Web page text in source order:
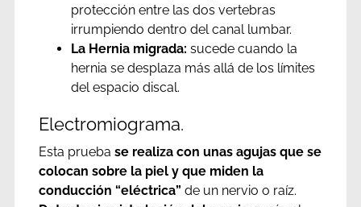
protección entre las dos vertebras
irrumpiendo dentro del canal lumbar.
La Hernia migrada: sucede cuando la
hernia se desplaza más allá de los límites
del espacio discal.
Electromiograma.
Esta prueba se realiza con unas agujas que se
colocan sobre la piel y que miden la
conducción “eléctrica” de un nervio o raíz.